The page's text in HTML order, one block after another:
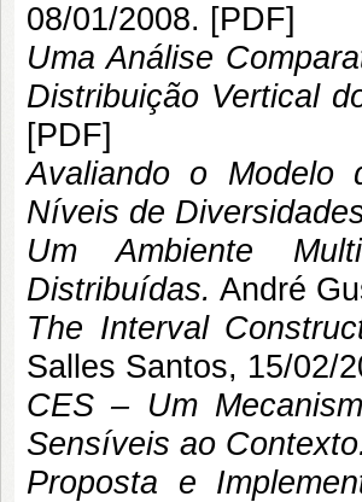
08/01/2008. [PDF]
Uma Análise
Distribuição Vertical
[PDF]
Avaliando o Modelo
Níveis de
Um Ambiente
Distribuídas. André
The Interval
Salles Santos, 15/02/
CES – Um
Sensíveis ao Contexto.
Proposta e